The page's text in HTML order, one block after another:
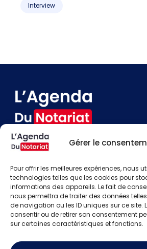
Gérer le
Pour offrir les meilleures expériences, nous
technologies telles que les cookies pour
informations des appareils. Le fait de
nous permettra de traiter des données
de navigation ou les ID uniques sur ce site.
consentir ou de retirer son consentement
sur certaines caractéristiques et fonctions.
Interview
Contact
Besoin d'aide
Actualités
Évènements
Offres d'emploi
Candidats
S'identifier